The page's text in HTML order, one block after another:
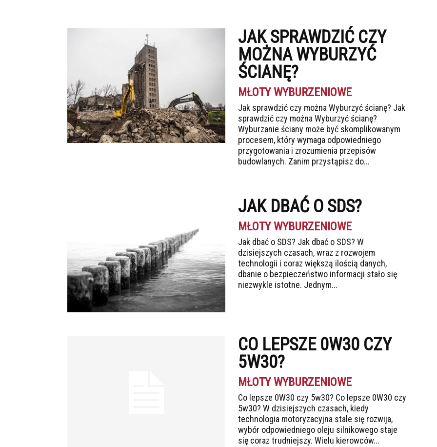
JAK SPRAWDZIĆ CZY
MOŻNA WYBURZYĆ
ŚCIANĘ?
MŁOTY WYBURZENIOWE
Jak sprawdzić czy można Wyburzyć ścianę? Jak
sprawdzić czy można Wyburzyć ścianę?
Wyburzanie ściany może być skomplikowanym
procesem, który wymaga odpowiedniego
przygotowania i zrozumienia przepisów
budowlanych. Zanim przystąpisz do...
JAK DBAĆ O SDS?
MŁOTY WYBURZENIOWE
Jak dbać o SDS? Jak dbać o SDS? W
dzisiejszych czasach, wraz z rozwojem
technologii i coraz większą ilością danych,
dbanie o bezpieczeństwo informacji stało się
niezwykle istotne. Jednym...
CO LEPSZE 0W30 CZY
5W30?
MŁOTY WYBURZENIOWE
Co lepsze 0W30 czy 5w30? Co lepsze 0W30 czy
5w30? W dzisiejszych czasach, kiedy
technologia motoryzacyjna stale się rozwija,
wybór odpowiedniego oleju silnikowego staje
się coraz trudniejszy. Wielu kierowców...